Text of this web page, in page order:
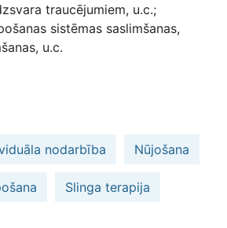
traucējumiem, u.c.;
sistēmas saslimšanas,
u.c.
nodarbība Nūjošana
Slinga terapija